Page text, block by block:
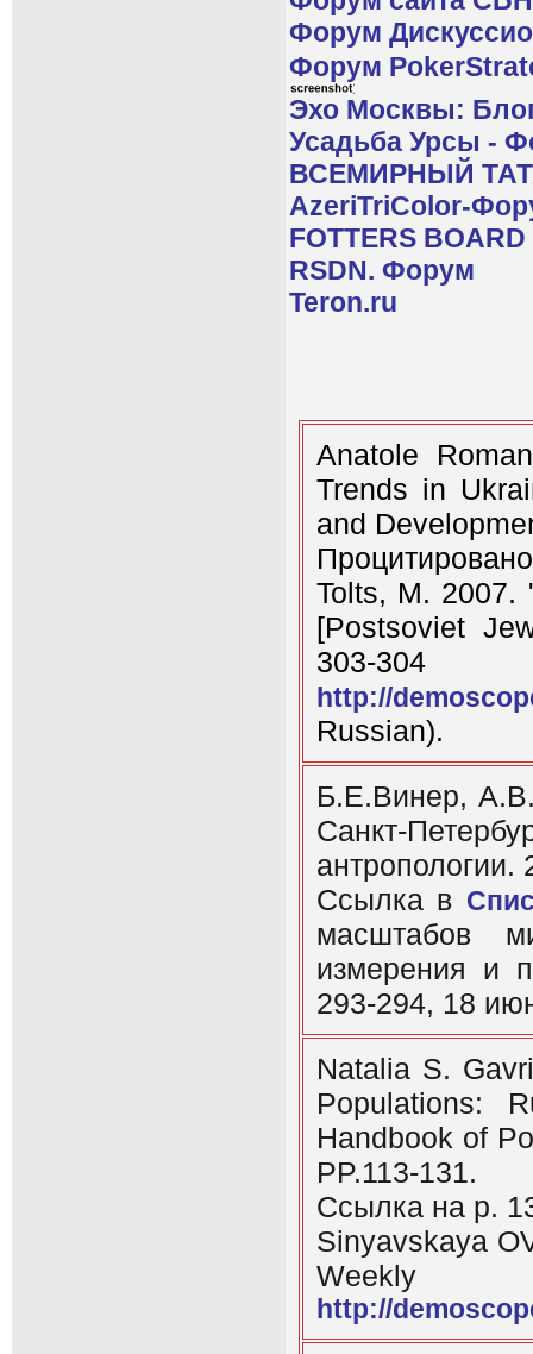
Форум
Форум
Эхо Москвы:
Усадьба Урсы -
ВСЕМИРНЫЙ
AzeriTriColor-
FOTTERS BOARD
RSDN. Форум
Teron.ru
Anatole
Trends in
and
Tolts, M. 2007.
[Postsoviet
303-304
http://
Russian).
Б.Е.Винер,
Санкт-
Ссылка в
масштабов
измерения и
293-294, 18
Natalia S.
Populations:
Handbook of
PP.113-131.
Ссылка на p.
Sinyavskaya
Weekly
http://